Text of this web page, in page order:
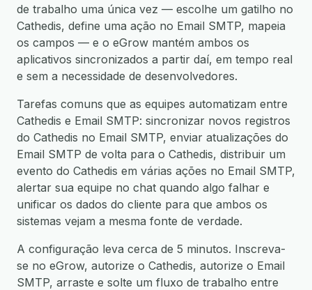
de trabalho uma única vez — escolhe um gatilho no
Cathedis, define uma ação no Email SMTP, mapeia
os campos — e o eGrow mantém ambos os
aplicativos sincronizados a partir daí, em tempo real
e sem a necessidade de desenvolvedores.
Tarefas comuns que as equipes automatizam entre
Cathedis e Email SMTP: sincronizar novos registros
do Cathedis no Email SMTP, enviar atualizações do
Email SMTP de volta para o Cathedis, distribuir um
evento do Cathedis em várias ações no Email SMTP,
alertar sua equipe no chat quando algo falhar e
unificar os dados do cliente para que ambos os
sistemas vejam a mesma fonte de verdade.
A configuração leva cerca de 5 minutos. Inscreva-
se no eGrow, autorize o Cathedis, autorize o Email
SMTP, arraste e solte um fluxo de trabalho entre